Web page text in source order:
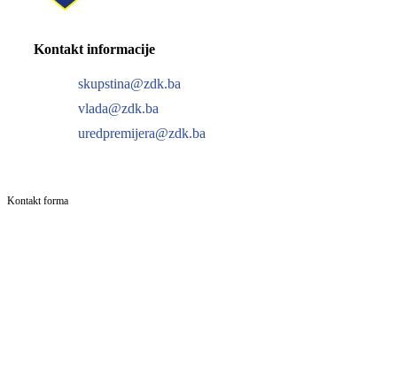
Kontakt informacije
skupstina@zdk.ba
vlada@zdk.ba
uredpremijera@zdk.ba
Kontakt forma